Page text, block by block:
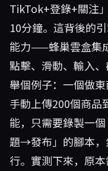
TikTok+登錄+關注
10分鐘。這背後的
能力——蜂巢雲盒集
點擊、滑動、輸入、
舉個例子：一個做
手動上傳200個商品
能，只需要錄製一
題→發布」的腳本，
行。實測下來，原